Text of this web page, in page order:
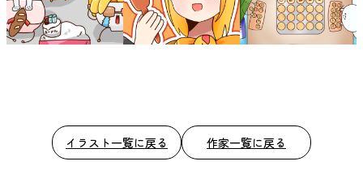
イラスト一覧に戻る 作家一覧に戻る